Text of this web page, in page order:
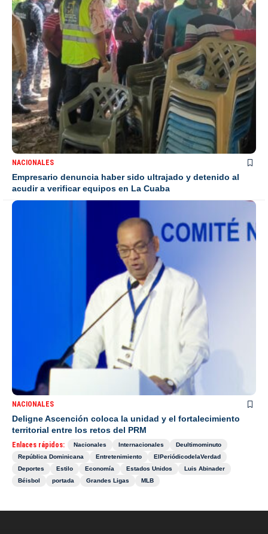
NACIONALES
Empresario denuncia haber sido ultrajado y detenido al
acudir a verificar equipos en La Cuaba
NACIONALES
Deligne Ascención coloca la unidad y el fortalecimiento
territorial entre los retos del PRM
Enlaces rápidos: Nacionales Internacionales
Deultimominuto
República Dominicana
Entretenimiento
ElPeriódicodelaVerdad
Deportes
Estilo Economía Estados Unidos
Luis Abinader
Béisbol
portada Grandes Ligas MLB